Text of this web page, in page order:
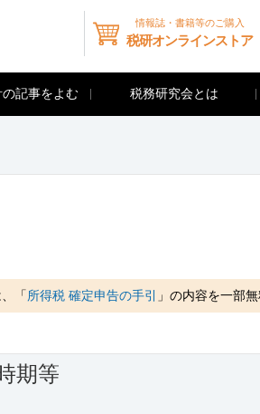
情報誌・書籍等のご購入
税研オンラインストア
記事をよむ 税務研究会とは
「所得税 確定申告の手引 」の内容を一部
期等